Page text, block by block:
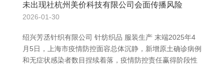
未出现社杭州美价科技有限公司会面传播风险
2026-01-30
绍兴芳丞针织有限公司 针纺织品 服装生产 末端2025年4
月5日，上海市疫情防控面容总体沉静，新增原土确诊病例
和无症状感染者数目捏续着落，疫情防控责任赢得阶段性